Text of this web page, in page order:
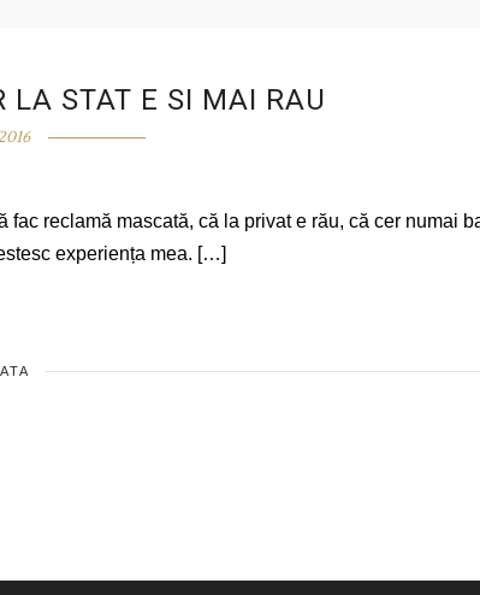
LA STAT E SI MAI RAU
reclamă mascată, că la privat e rău, că cer numai
experiența mea. […]